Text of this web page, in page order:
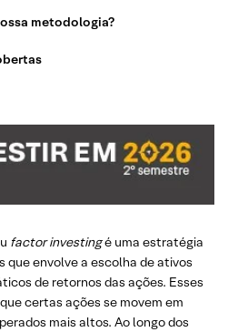
metodologia?
factor investingé uma estratégia
que envolve a escolha de ativos
de retornos das ações. Esses
certas ações se movem em
mais altos. Ao longo dos